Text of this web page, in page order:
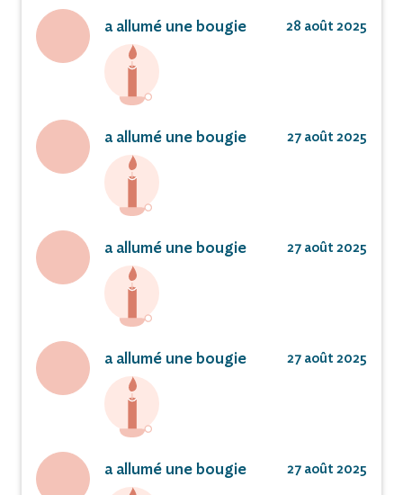
a allumé une bougie 28 août 2025
a allumé une bougie 27 août 2025
a allumé une bougie 27 août 2025
a allumé une bougie 27 août 2025
a allumé une bougie 27 août 2025